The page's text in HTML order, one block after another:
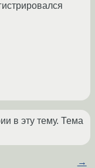
в эту тему. Тема
→